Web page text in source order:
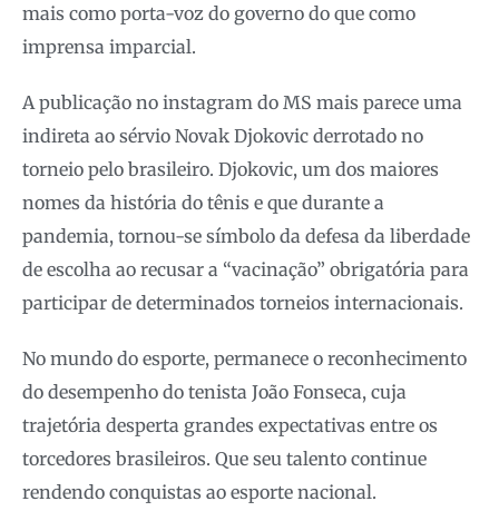
mais como porta-voz do governo do que como
imprensa imparcial.
A publicação no instagram do MS mais parece uma
indireta ao sérvio Novak Djokovic derrotado no
torneio pelo brasileiro. Djokovic, um dos maiores
nomes da história do tênis e que durante a
pandemia, tornou-se símbolo da defesa da liberdade
de escolha ao recusar a “vacinação” obrigatória para
participar de determinados torneios internacionais.
No mundo do esporte, permanece o reconhecimento
do desempenho do tenista João Fonseca, cuja
trajetória desperta grandes expectativas entre os
torcedores brasileiros. Que seu talento continue
rendendo conquistas ao esporte nacional.